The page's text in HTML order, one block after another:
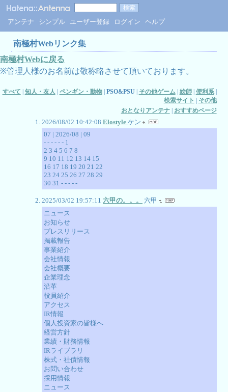
アンテナ シンプル ユーザー登録 ログイン ヘルプ
南極村Webリンク集
南極村Webに戻る
※管理人様のお名前は敬称略させて頂いております。
すべて | 知人・友人 | ペンギン・動物| PSO&PSU| その他ゲーム| 絵師| 便利系|
検索サイト | その他
おとなりアンテナ| おすすめページ
2026/08/02 10:42:08 Elostyle ケン
07 | 2026/08 | 09
- - - - - - 1
2 3 4 5 6 7 8
9 10 11 12 13 14 15
16 17 18 19 20 21 22
23 24 25 26 27 28 29
30 31 - - - - -
2025/03/02 19:57:11 六甲の。。。
六甲
ニュース
お知らせ
プレスリリース
掲載報告
事業紹介
会社情報
会社概要
企業理念
沿革
役員紹介
アクセス
IR情報
個人投資家の皆様へ
経営方針
業績・財務情報
IRライブラリ
株式・社債情報
お問い合わせ
採用情報
ニュース